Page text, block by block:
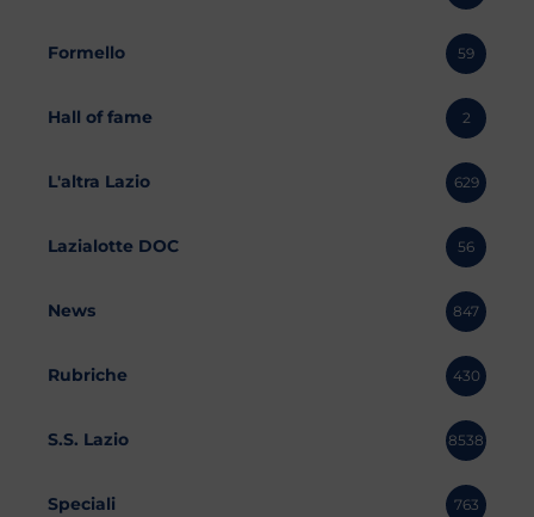
Formello 59
Hall of fame 2
L'altra Lazio 629
Lazialotte DOC 56
News 847
Rubriche 430
S.S. Lazio 8538
Speciali 763